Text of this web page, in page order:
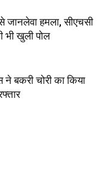
जानलेवा हमला, सीएचसी
भी खुली पोल
बकरी चोरी का किया